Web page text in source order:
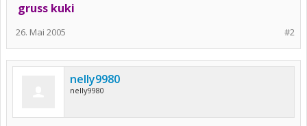
gruss kuki
#2
26. Mai 2005
nelly9980
nelly9980